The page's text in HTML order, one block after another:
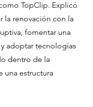
TopClip. Explicó
la renovación con la
fomentar una
adoptar tecnologías
dentro de la
una estructura